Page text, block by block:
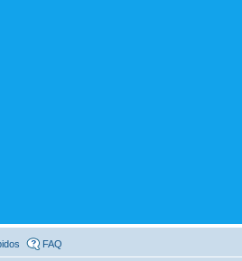
FAQ